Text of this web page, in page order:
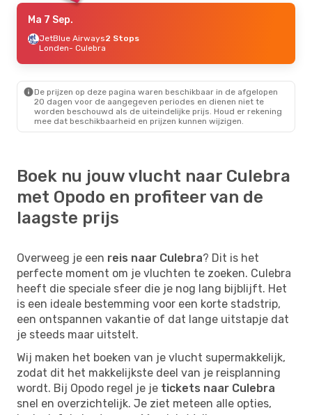
Ma 7 Sep.
JetBlue Airways2 Stops
Londen- Culebra
De prijzen op deze pagina waren beschikbaar in de afgelopen
20 dagen voor de aangegeven periodes en dienen niet te
worden beschouwd als de uiteindelijke prijs. Houd er rekening
mee dat beschikbaarheid en prijzen kunnen wijzigen.
Boek nu jouw vlucht naar Culebra
met Opodo en profiteer van de
laagste prijs
Overweeg je een reis naar Culebra? Dit is het
perfecte moment om je vluchten te zoeken. Culebra
heeft die speciale sfeer die je nog lang bijblijft. Het
is een ideale bestemming voor een korte stadstrip,
een ontspannen vakantie of dat lange uitstapje dat
je steeds maar uitstelt.
Wij maken het boeken van je vlucht supermakkelijk,
zodat dit het makkelijkste deel van je reisplanning
wordt. Bij Opodo regel je je tickets naar Culebra
snel en overzichtelijk. Je ziet meteen alle opties,